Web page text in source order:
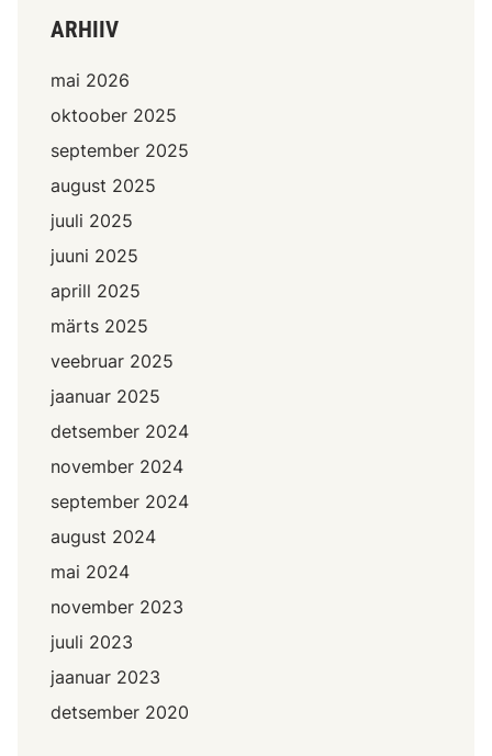
ARHIIV
mai 2026
oktoober 2025
september 2025
august 2025
juuli 2025
juuni 2025
aprill 2025
märts 2025
veebruar 2025
jaanuar 2025
detsember 2024
november 2024
september 2024
august 2024
mai 2024
november 2023
juuli 2023
jaanuar 2023
detsember 2020